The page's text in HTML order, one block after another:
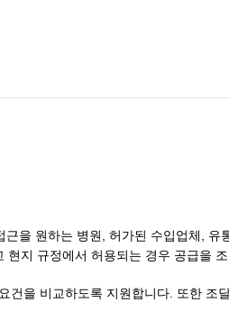
을 원하는 병원, 허가된 수입업체, 유
지 규정에서 허용되는 경우 공급을 조
건을 비교하도록 지원합니다. 또한 조